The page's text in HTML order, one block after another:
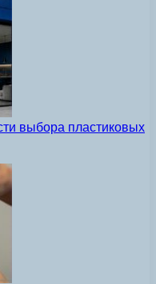
выбора пластиковых